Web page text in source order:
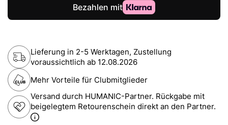
Lieferung in 2-5 Werktagen, Zustellung
voraussichtlich ab 12.08.2026
Mehr Vorteile für Clubmitglieder
Versand durch HUMANIC-Partner. Rückgabe mit
beigelegtem Retourenschein direkt an den Partner.